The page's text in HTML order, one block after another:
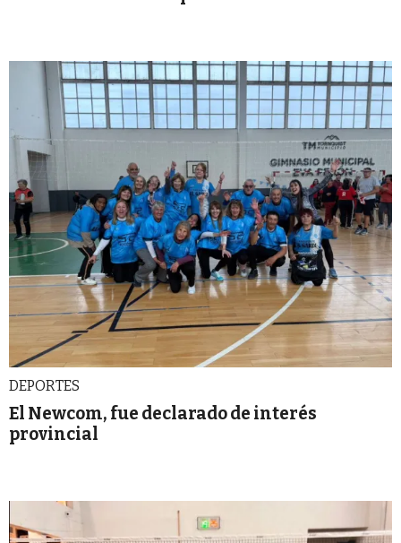
DEPORTES
El Newcom, fue declarado de interés
provincial